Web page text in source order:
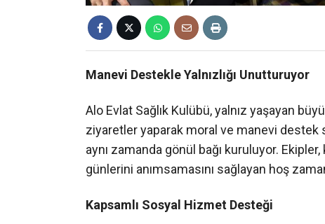
Manevi Destekle Yalnızlığı Unutturuyor
Alo Evlat Sağlık Kulübü, yalnız yaşayan
ziyaretler yaparak moral ve manevi destek
aynı zamanda gönül bağı kuruluyor.
günlerini anımsamasını sağlayan hoş
Kapsamlı Sosyal Hizmet Desteği